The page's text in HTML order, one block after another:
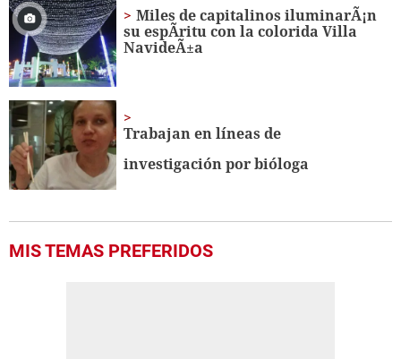
Miles de capitalinos iluminarÃ¡n
su espÃ­ritu con la colorida Villa
NavideÃ±a
Trabajan en líneas de
investigación por bióloga
MIS TEMAS PREFERIDOS